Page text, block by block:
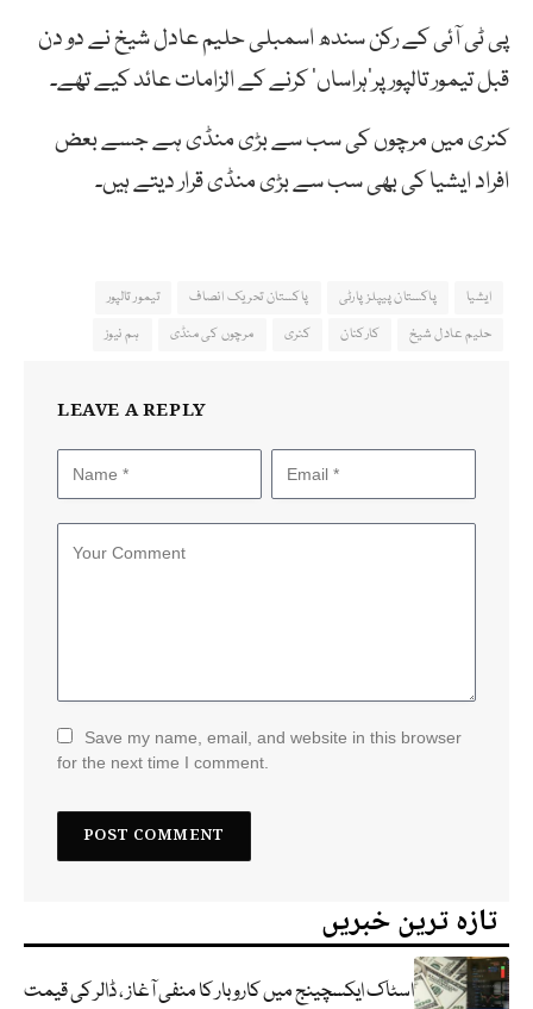
پی ٹی آئی کے رکن سندھ اسمبلی حلیم عادل شیخ نے دو دن
قبل تیمور تالپور پر’ہراساں‘ کرنے کے الزامات عائد کیے تھے۔
کنری میں مرچوں کی سب سے بڑی منڈی ہے جسے بعض
افراد ایشیا کی بھی سب سے بڑی منڈی قرار دیتے ہیں۔
ایشیا پاکستان پیپلز پارٹی پاکستان تحریک انصاف
تیمور تالپور
حلیم عادل شیخ
کارکنان کنری مرچوں کی منڈی ہم نیوز
LEAVE A REPLY
Save my name, email, and website in this browser
for the next time I comment.
تازہ ترین خبریں
اسٹاک ایکسچینج میں کاروبار کا منفی آغاز ، ڈالر کی قیمت